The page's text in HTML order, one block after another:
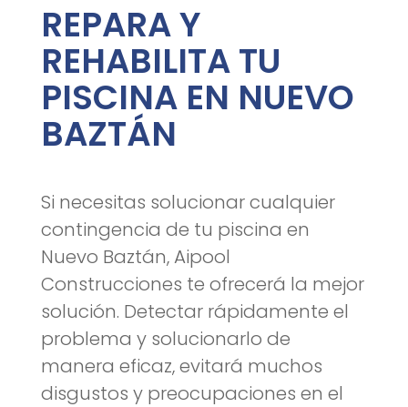
REPARA Y
REHABILITA TU
PISCINA EN NUEVO
BAZTÁN
Si necesitas solucionar cualquier
contingencia de tu piscina en
Nuevo Baztán, Aipool
Construcciones te ofrecerá la mejor
solución. Detectar rápidamente el
problema y solucionarlo de
manera eficaz, evitará muchos
disgustos y preocupaciones en el